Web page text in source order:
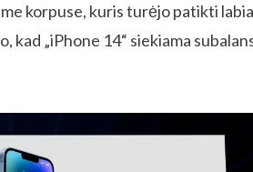
korpuse, kuris turėjo patikti
kad „iPhone 14“ siekiama